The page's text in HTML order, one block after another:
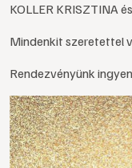
KOLLER KRISZTINA
Mindenkit szeretettel
Rendezvényünk